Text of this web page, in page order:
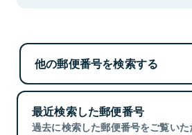
他の郵便番号を検索する
最近検索した郵便番号
過去に検索した郵便番号をご覧いた